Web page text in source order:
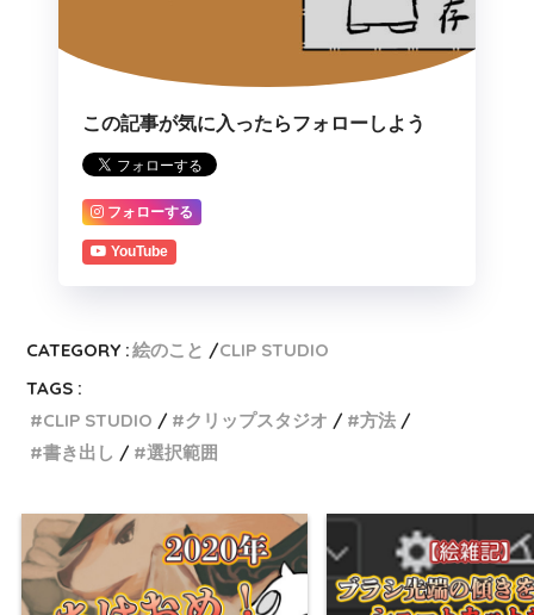
この記事が気に入ったらフォローしよう
フォローする
YouTube
CATEGORY :絵のこと
CLIP STUDIO
TAGS :
CLIP STUDIO
クリップスタジオ
方法
書き出し
選択範囲